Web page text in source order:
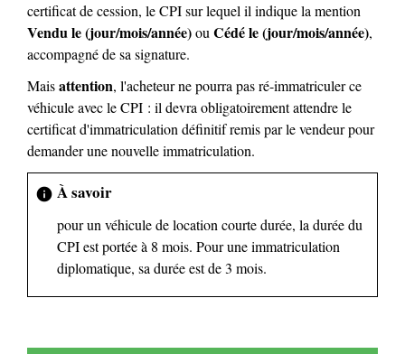
certificat de cession, le CPI sur lequel il indique la mention
Vendu le (jour/mois/année)ouCédé le (jour/mois/année),
accompagné de sa signature.
Maisattention, l'acheteur ne pourra pas ré-immatriculer ce
véhicule avec le CPI : il devra obligatoirement attendre le
certificat d'immatriculation définitif remis par le vendeur pour
demander une nouvelle immatriculation.
info À savoir
pour un véhicule de location courte durée, la durée du
CPI est portée à 8 mois. Pour une immatriculation
diplomatique, sa durée est de 3 mois.